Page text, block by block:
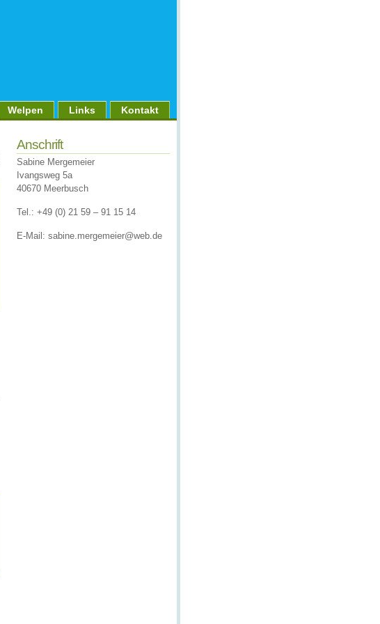
Welpen Links Kontakt
Anschrift
Sabine Mergemeier
Ivangsweg 5a
40670 Meerbusch
Tel.: +49 (0) 21 59 – 91 15 14
E-Mail: sabine.mergemeier@web.de